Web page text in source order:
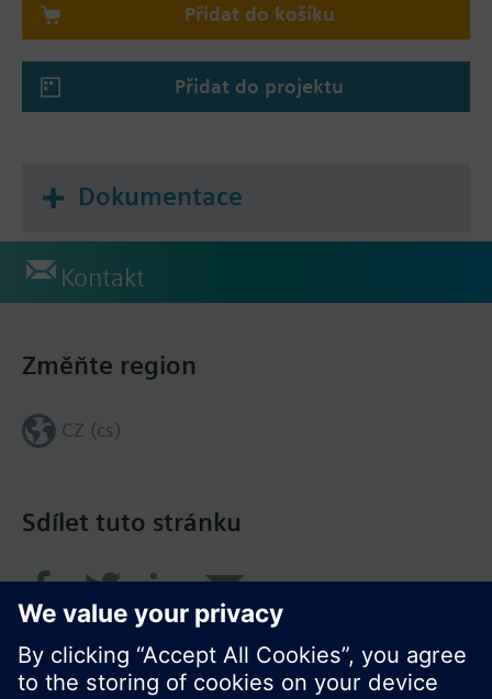
Přidat do košíku
Přidat do projektu
Dokumentace
Kontakt
Sdílet tuto stránku
Změňte region
CZ (cs)